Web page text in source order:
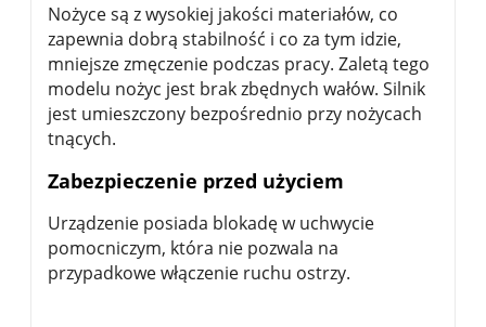
Nożyce są z wysokiej jakości materiałów, co
zapewnia dobrą stabilność i co za tym idzie,
mniejsze zmęczenie podczas pracy. Zaletą tego
modelu nożyc jest brak zbędnych wałów. Silnik
jest umieszczony bezpośrednio przy nożycach
tnących.
Zabezpieczenie przed użyciem
Urządzenie posiada blokadę w uchwycie
pomocniczym, która nie pozwala na
przypadkowe włączenie ruchu ostrzy.